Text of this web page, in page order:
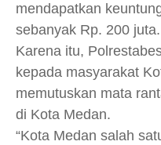
mendapatkan
sebanyak Rp. 200 juta.
Karena itu,
kepada masyarakat
memutuskan mata
di Kota Medan.
“Kota Medan salah